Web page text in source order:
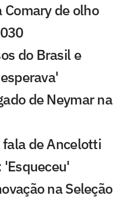
de olho
do Brasil e
de Neymar na
fala de Ancelotti
'Esqueceu'
na Seleção